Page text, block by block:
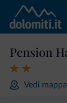
Pension
Vedi mappa